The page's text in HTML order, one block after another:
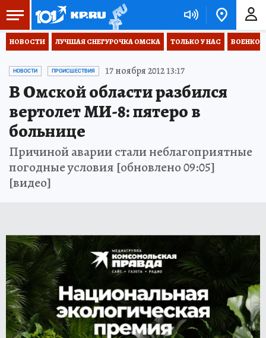
НОВОСТИ ЛУЧШАЯ СНЕГУРОЧКА ОМСКА ТОЛЬКО У НАС
НОВОСТИ ПРОИСШЕСТВИЯ 17 ноября 2012 13:17
В Омской области разбился
вертолет МИ-8: пятеро в
больнице
Причиной аварии стали неблагоприятные
погодные условия [обновлено 09:05]
[видео]